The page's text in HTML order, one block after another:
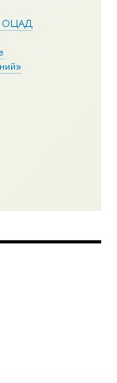
ОЦАД